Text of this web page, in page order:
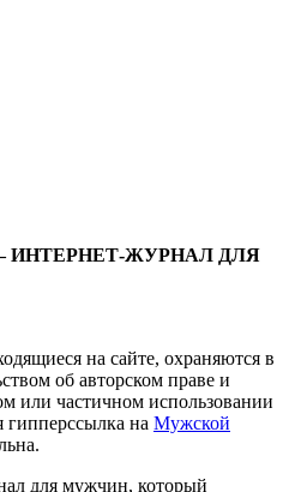
— ИНТЕРНЕТ-ЖУРНАЛ ДЛЯ
на сайте, охраняются в
об авторском праве и
или частичном использовании
гипперссылка на Мужской
для мужчин, который